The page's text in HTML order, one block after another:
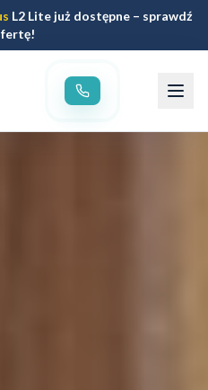
L2 Lite już dostępne – sprawdź